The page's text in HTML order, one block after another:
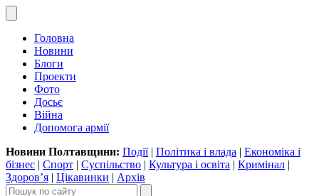
Головна
Новини
Блоги
Проекти
Фото
Досьє
Війна
Допомога армії
Новини Полтавщини: Події| Політика і влада | Економіка і
бізнес | Спорт | Суспільство | Культура і освіта | Кримінал |
Здоров’я | Цікавинки | Архів